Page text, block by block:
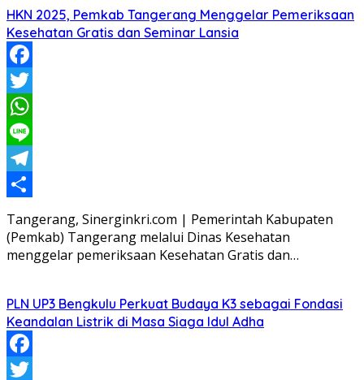
HKN 2025, Pemkab Tangerang Menggelar Pemeriksaan
Kesehatan Gratis dan Seminar Lansia
Facebook
Twitter
WhatsApp
Line
Telegram
Share
Tangerang, Sinerginkri.com | Pemerintah Kabupaten
(Pemkab) Tangerang melalui Dinas Kesehatan
menggelar pemeriksaan Kesehatan Gratis dan…
PLN UP3 Bengkulu Perkuat Budaya K3 sebagai Fondasi
Keandalan Listrik di Masa Siaga Idul Adha
Facebook